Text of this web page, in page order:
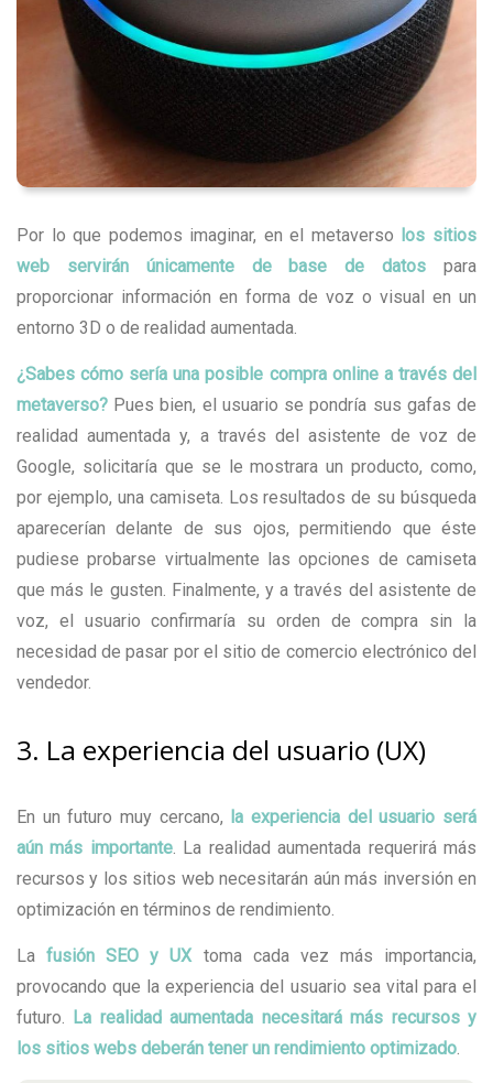
Por lo que podemos imaginar, en el metaverso los sitios
web servirán únicamente de base de datos para
proporcionar información en forma de voz o visual en un
entorno 3D o de realidad aumentada.
¿Sabes cómo sería una posible compra online a través del
metaverso? Pues bien, el usuario se pondría sus gafas de
realidad aumentada y, a través del asistente de voz de
Google, solicitaría que se le mostrara un producto, como,
por ejemplo, una camiseta. Los resultados de su búsqueda
aparecerían delante de sus ojos, permitiendo que éste
pudiese probarse virtualmente las opciones de camiseta
que más le gusten. Finalmente, y a través del asistente de
voz, el usuario confirmaría su orden de compra sin la
necesidad de pasar por el sitio de comercio electrónico del
vendedor.
3. La experiencia del usuario (UX)
En un futuro muy cercano, la experiencia del usuario será
aún más importante. La realidad aumentada requerirá más
recursos y los sitios web necesitarán aún más inversión en
optimización en términos de rendimiento.
Lafusión SEO y UX toma cada vez más importancia,
provocando que la experiencia del usuario sea vital para el
futuro. La realidad aumentada necesitará más recursos y
los sitios webs deberán tener un rendimiento optimizado